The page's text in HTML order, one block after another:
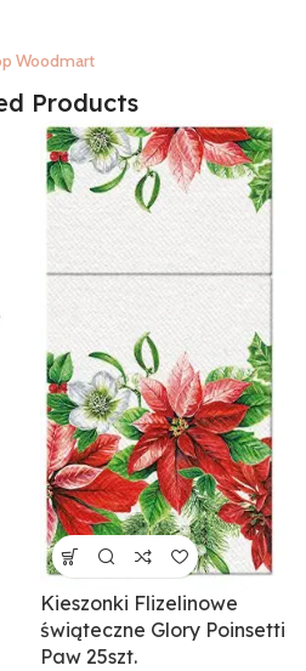
Woodmart
Products
Kieszonki Flizelinowe
świąteczne Glory Poinsetti
Paw 25szt.